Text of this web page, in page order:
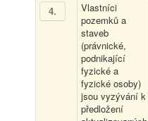
4.
Vlastníci
pozemků a
staveb
(právnické,
podnikající
fyzické a
fyzické osoby)
jsou vyzývání k
předložení